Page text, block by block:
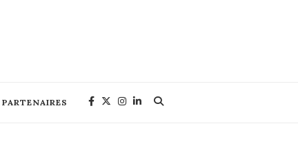
PARTENAIRES